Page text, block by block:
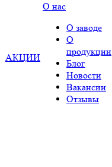
АКЦИИ
О нас
О заводе
О
продукции
Блог
Новости
Вакансии
Отзывы